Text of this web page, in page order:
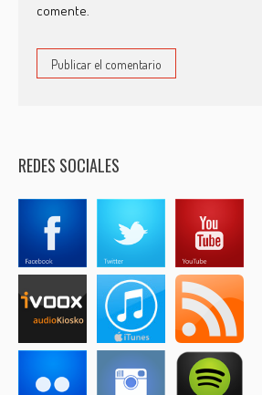
comente.
REDES SOCIALES